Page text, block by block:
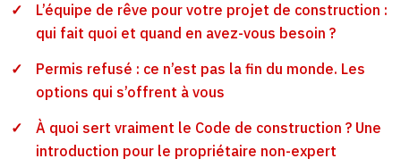
L’équipe de rêve pour votre projet de construction :
qui fait quoi et quand en avez-vous besoin ?
Permis refusé : ce n’est pas la fin du monde. Les
options qui s’offrent à vous
À quoi sert vraiment le Code de construction ? Une
introduction pour le propriétaire non-expert